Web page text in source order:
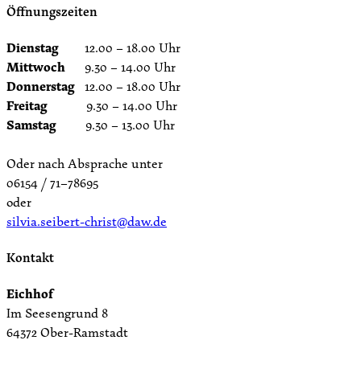
Öffnungszeiten
Dienstag 12.00 – 18.00 Uhr
Mittwoch 9.30 – 14.00 Uhr
Donnerstag 12.00 – 18.00 Uhr
Freitag 9.30 – 14.00 Uhr
Samstag 9.30 – 13.00 Uhr
Oder nach Absprache unter
06154 / 71–78695
oder
silvia.seibert-christ@daw.de
Kontakt
Eichhof
Im Seesengrund 8
64372 Ober-Ramstadt